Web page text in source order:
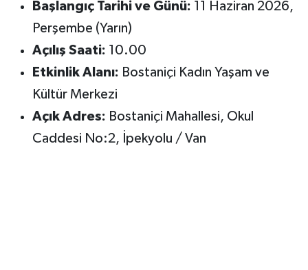
Başlangıç Tarihi ve Günü: 11 Haziran 2026,
Perşembe (Yarın)
Açılış Saati: 10.00
Etkinlik Alanı: Bostaniçi Kadın Yaşam ve
Kültür Merkezi
Açık Adres: Bostaniçi Mahallesi, Okul
Caddesi No:2, İpekyolu / Van